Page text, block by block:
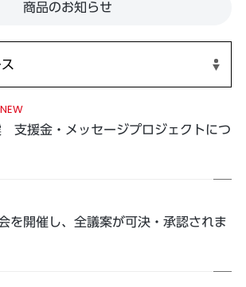
商品のお知らせ
NEW
支援金・メッセージプロジェクトにつ
を開催し、全議案が可決・承認されま